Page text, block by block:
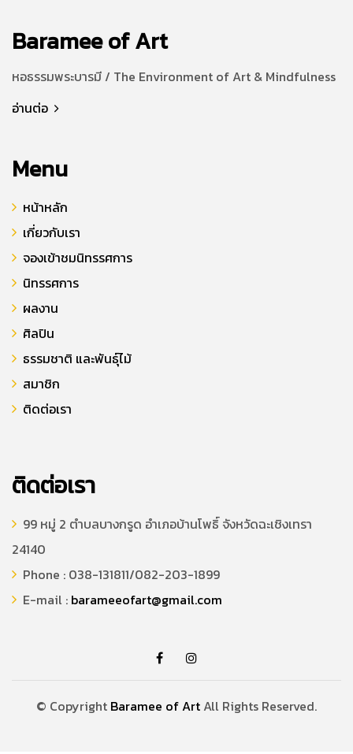
Baramee of Art
หอธรรมพระบารมี / The Environment of Art & Mindfulness
อ่านต่อ
Menu
หน้าหลัก
เกี่ยวกับเรา
จองเข้าชมนิทรรศการ
นิทรรศการ
ผลงาน
ศิลปิน
ธรรมชาติ และพันธุ์ไม้
สมาชิก
ติดต่อเรา
ติดต่อเรา
99 หมู่ 2 ตำบลบางกรูด อำเภอบ้านโพธิ์ จังหวัดฉะเชิงเทรา
24140
Phone : 038-131811/082-203-1899
E-mail : barameeofart@gmail.com
© Copyright Baramee of Art All Rights Reserved.